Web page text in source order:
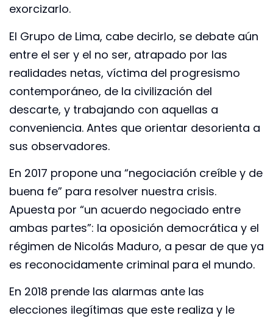
exorcizarlo.
El Grupo de Lima, cabe decirlo, se debate aún
entre el ser y el no ser, atrapado por las
realidades netas, víctima del progresismo
contemporáneo, de la civilización del
descarte, y trabajando con aquellas a
conveniencia. Antes que orientar desorienta a
sus observadores.
En 2017 propone una “negociación creíble y de
buena fe” para resolver nuestra crisis.
Apuesta por “un acuerdo negociado entre
ambas partes”: la oposición democrática y el
régimen de Nicolás Maduro, a pesar de que ya
es reconocidamente criminal para el mundo.
En 2018 prende las alarmas ante las
elecciones ilegítimas que este realiza y le